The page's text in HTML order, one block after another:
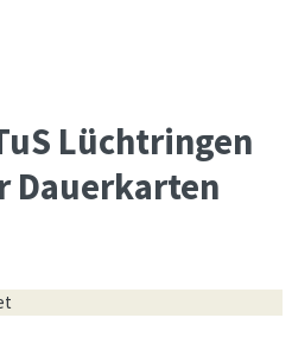
Lüchtringen
Dauerkarten